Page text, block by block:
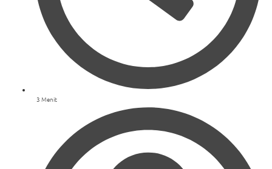
3 Menit